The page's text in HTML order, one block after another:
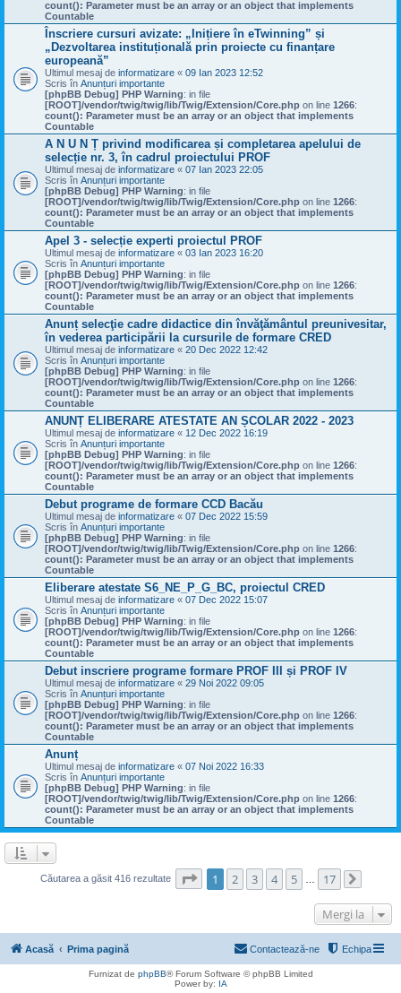
count(): Parameter must be an array or an object that implements
Countable
Înscriere cursuri avizate: „Inițiere în eTwinning” și
„Dezvoltarea instituțională prin proiecte cu finanțare
europeană”
Ultimul mesaj de informatizare « 09 Ian 2023 12:52
Scris în Anunțuri importante
[phpBB Debug] PHP Warning: in file
[ROOT]/vendor/twig/twig/lib/Twig/Extension/Core.php on line 1266:
count(): Parameter must be an array or an object that implements
Countable
A N U N Ț privind modificarea și completarea apelului de
selecție nr. 3, în cadrul proiectului PROF
Ultimul mesaj de informatizare « 07 Ian 2023 22:05
Scris în Anunțuri importante
[phpBB Debug] PHP Warning: in file
[ROOT]/vendor/twig/twig/lib/Twig/Extension/Core.php on line 1266:
count(): Parameter must be an array or an object that implements
Countable
Apel 3 - selecție experti proiectul PROF
Ultimul mesaj de informatizare « 03 Ian 2023 16:20
Scris în Anunțuri importante
[phpBB Debug] PHP Warning: in file
[ROOT]/vendor/twig/twig/lib/Twig/Extension/Core.php on line 1266:
count(): Parameter must be an array or an object that implements
Countable
Anunț selecţie cadre didactice din învăţământul preunivesitar,
în vederea participării la cursurile de formare CRED
Ultimul mesaj de informatizare « 20 Dec 2022 12:42
Scris în Anunțuri importante
[phpBB Debug] PHP Warning: in file
[ROOT]/vendor/twig/twig/lib/Twig/Extension/Core.php on line 1266:
count(): Parameter must be an array or an object that implements
Countable
ANUNȚ ELIBERARE ATESTATE AN ȘCOLAR 2022 - 2023
Ultimul mesaj de informatizare « 12 Dec 2022 16:19
Scris în Anunțuri importante
[phpBB Debug] PHP Warning: in file
[ROOT]/vendor/twig/twig/lib/Twig/Extension/Core.php on line 1266:
count(): Parameter must be an array or an object that implements
Countable
Debut programe de formare CCD Bacău
Ultimul mesaj de informatizare « 07 Dec 2022 15:59
Scris în Anunțuri importante
[phpBB Debug] PHP Warning: in file
[ROOT]/vendor/twig/twig/lib/Twig/Extension/Core.php on line 1266:
count(): Parameter must be an array or an object that implements
Countable
Eliberare atestate S6_NE_P_G_BC, proiectul CRED
Ultimul mesaj de informatizare « 07 Dec 2022 15:07
Scris în Anunțuri importante
[phpBB Debug] PHP Warning: in file
[ROOT]/vendor/twig/twig/lib/Twig/Extension/Core.php on line 1266:
count(): Parameter must be an array or an object that implements
Countable
Debut inscriere programe formare PROF III și PROF IV
Ultimul mesaj de informatizare « 29 Noi 2022 09:05
Scris în Anunțuri importante
[phpBB Debug] PHP Warning: in file
[ROOT]/vendor/twig/twig/lib/Twig/Extension/Core.php on line 1266:
count(): Parameter must be an array or an object that implements
Countable
Anunț
Ultimul mesaj de informatizare « 07 Noi 2022 16:33
Scris în Anunțuri importante
[phpBB Debug] PHP Warning: in file
[ROOT]/vendor/twig/twig/lib/Twig/Extension/Core.php on line 1266:
count(): Parameter must be an array or an object that implements
Countable
Căutarea a găsit 416 rezultate Pagina1 din 17
1 2 3 4 5 17
Mergi la
Acasă Prima pagină Echipa
Contactează-ne
Furnizat de phpBB® Forum Software © phpBB Limited
Power by: IA